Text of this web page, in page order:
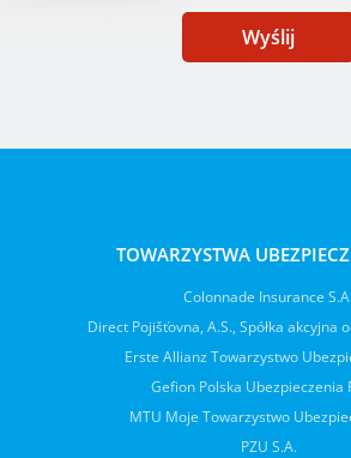
Wyślij
TOWARZYSTWA
Colonnade Insurance
Direct Pojišťovna, A.S., Spółka akcyjna
Erste Allianz Towarzystwo
Gefion Polska Ubezpieczenia
MTU Moje Towarzystwo
PZU S.A.